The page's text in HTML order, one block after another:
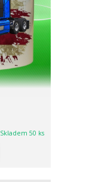
Skladem 50 ks